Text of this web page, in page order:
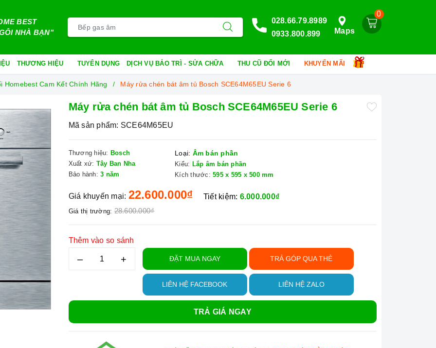
BEST
NHÀ BẠN"
0
Maps
028.66.79.8989
0933.800.899
THƯƠNG HIỆU TUYỂN DỤNG DỊCH VỤ BẢO TRÌ - SỬA CHỮA THU CŨ ĐỔI MỚI KHUYẾN MÃI
Homebest Cam Kết Chính Hãng Máy rửa chén bát âm tủ Bosch SCE64M65EU Serie 6
Máy rửa chén bát âm tủ Bosch SCE64M65EU Serie 6
Mã sản phẩm: SCE64M65EU
Thương hiệu: Bosch
Xuất xứ: Tây Ban Nha
Bảo hành: 3 năm
Loại: Âm bán phần
Kiểu: Lắp âm bán phần
Kích thước: 595 x 595 x 500 mm
Giá khuyến mại: 22.600.000₫
Giá thị trường: 28.600.000₫
Tiết kiệm: 6.000.000₫
Thêm vào so sánh
– + ĐẶT MUA NGAY TRẢ GÓP QUA THẺ
LIÊN HỆ FACEBOOK LIÊN HỆ ZALO
TRẢ GIÁ NGAY